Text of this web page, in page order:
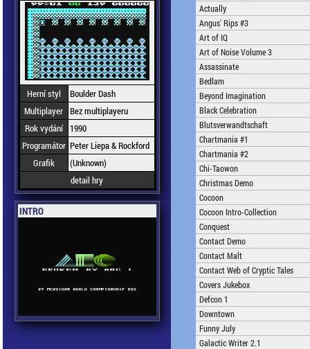
Herní styl
Boulder Dash
Multiplayer Bez multiplayeru
Rok vydání
1990
Programátor Peter Liepa & Rockford
Grafik
(Unknown)
detail hry
INTRO
Actually
Angus' Rips #3
Art of IQ
Art of Noise Volume 3
Assassinate
Bedlam
Beyond Imagination
Black Celebration
Blutsverwandtschaft
Chartmania #1
Chartmania #2
Chi-Taowon
Christmas Demo
Cocoon
Cocoon Intro-Collection
Conquest
Contact Demo
Contact Malt
Contact Web of Cryptic Tales
Covers Jukebox
Defcon 1
Downtown
Funny July
Galactic Writer 2.1